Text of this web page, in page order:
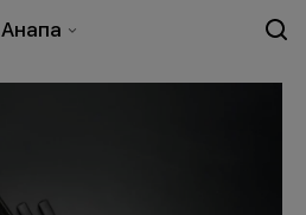
Анапа